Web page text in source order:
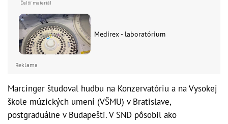
Medirex - laboratórium
Reklama
Marcinger študoval hudbu na Konzervatóriu a na Vysokej
škole múzických umení (VŠMU) v Bratislave,
postgraduálne v Budapešti. V SND pôsobil ako